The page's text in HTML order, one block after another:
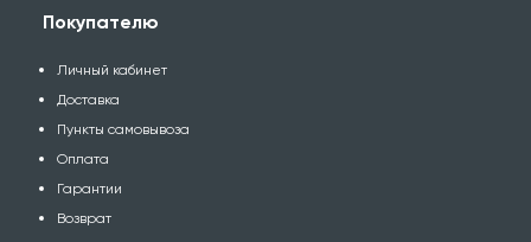
Покупателю
Личный кабинет
Доставка
Пункты самовывоза
Оплата
Гарантии
Возврат